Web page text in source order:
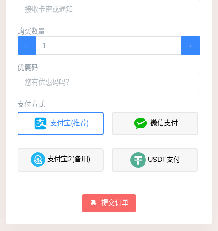
购买数量
-
+
优惠码
支付方式
支付宝(推荐)
微信支付
支付宝2(备用) USDT支付
提交订单